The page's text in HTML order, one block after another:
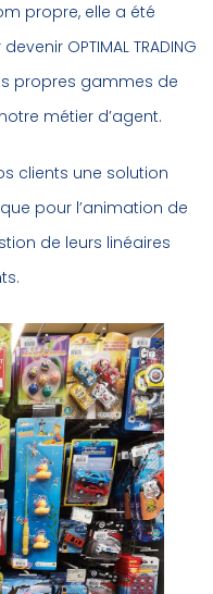
propre, elle a été
OPTIMAL TRADING
propres gammes de
métier d’agent.
clients une solution
pour l’animation de
de leurs linéaires